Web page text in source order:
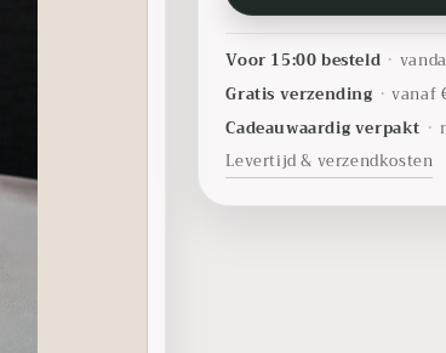
Voor 15:00 besteld •
Gratis verzending • vanaf
Cadeauwaardig verpakt •
Levertijd & verzendkosten